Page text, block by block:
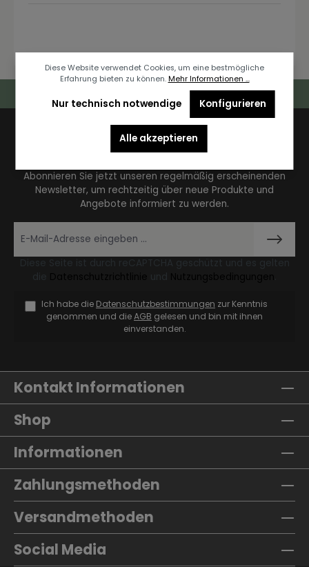
Deutschlandweiter Kostenloser Versand
Newsletter
Abonnieren Sie jetzt unseren regelmäßig erscheinenden
Newsletter, um rechtzeitig über neue Produkte und
Angebote informiert zu werden.
Ich habe die Datenschutzbestimmungen zur Kenntnis
genommen und dieAGB gelesen und bin mit ihnen
einverstanden.
Kontakt Informationen
Shop
Informationen
Zahlungsmethoden
Versandmethoden
Social Media
Diese Website verwendet Cookies, um eine bestmögliche
Erfahrung bieten zu können. Mehr Informationen ...
Nur technisch notwendige Konfigurieren
Alle akzeptieren